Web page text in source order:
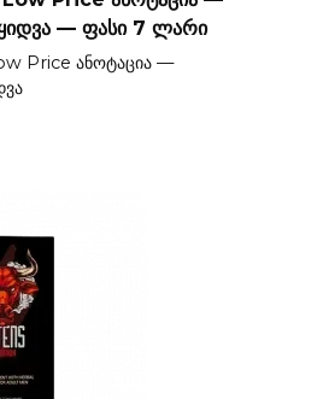
— ფასი 7 ლარი
Price ანოტაცია —